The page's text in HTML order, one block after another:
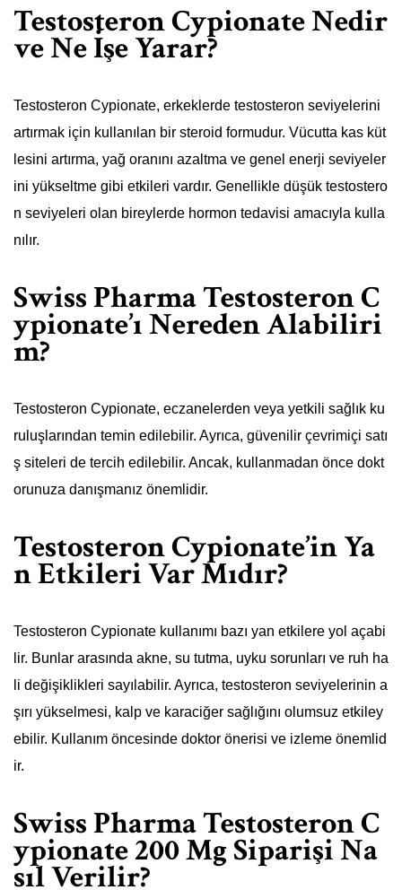
Testosteron Cypionate Nedir
ve Ne İşe Yarar?
Testosteron Cypionate, erkeklerde testosteron seviyelerini
artırmak için kullanılan bir steroid formudur. Vücutta kas küt
lesini artırma, yağ oranını azaltma ve genel enerji seviyeler
ini yükseltme gibi etkileri vardır. Genellikle düşük testostero
n seviyeleri olan bireylerde hormon tedavisi amacıyla kulla
nılır.
Swiss Pharma Testosteron C
ypionate’ı Nereden Alabiliri
m?
Testosteron Cypionate, eczanelerden veya yetkili sağlık ku
ruluşlarından temin edilebilir. Ayrıca, güvenilir çevrimiçi satı
ş siteleri de tercih edilebilir. Ancak, kullanmadan önce dokt
orunuza danışmanız önemlidir.
Testosteron Cypionate’in Ya
n Etkileri Var Mıdır?
Testosteron Cypionate kullanımı bazı yan etkilere yol açabi
lir. Bunlar arasında akne, su tutma, uyku sorunları ve ruh ha
li değişiklikleri sayılabilir. Ayrıca, testosteron seviyelerinin a
şırı yükselmesi, kalp ve karaciğer sağlığını olumsuz etkiley
ebilir. Kullanım öncesinde doktor önerisi ve izleme önemlid
ir.
Swiss Pharma Testosteron C
ypionate 200 Mg Siparişi Na
sıl Verilir?